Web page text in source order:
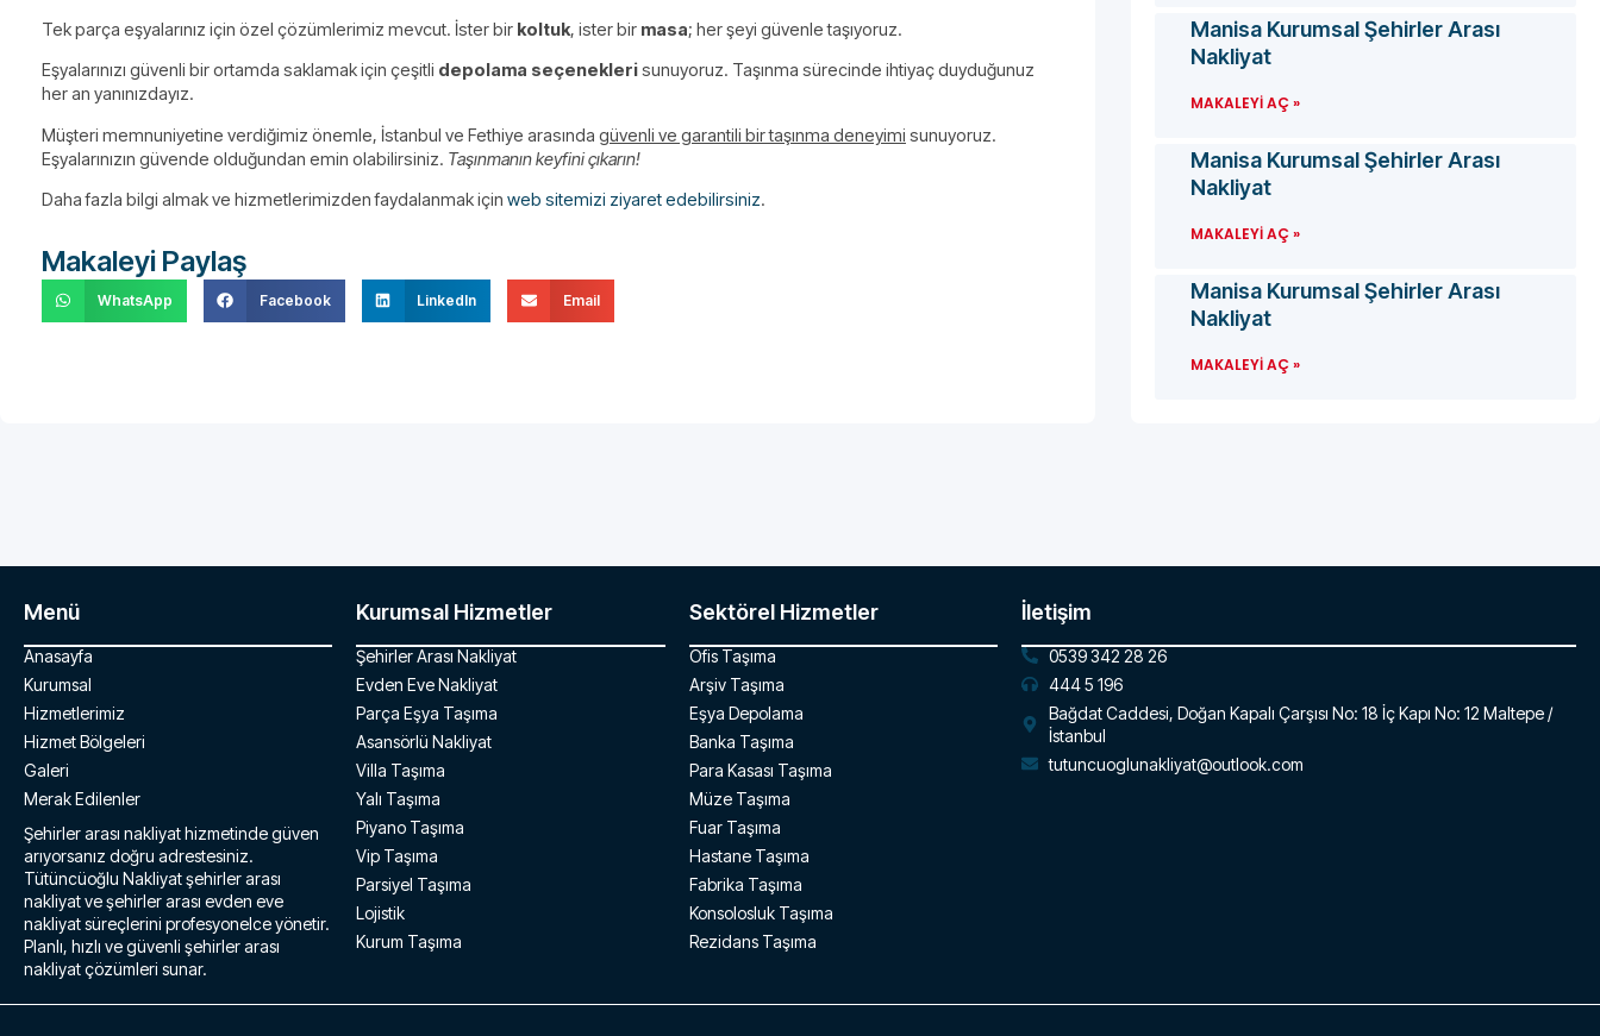
Tek parça eşyalarınız için özel çözümlerimiz mevcut. İster bir koltuk, ister bir masa; her şeyi güvenle taşıyoruz.
Eşyalarınızı güvenli bir ortamda saklamak için çeşitli depolama seçeneklerisunuyoruz. Taşınma sürecinde ihtiyaç duyduğunuz
her an yanınızdayız.
Müşteri memnuniyetine verdiğimiz önemle, İstanbul ve Fethiye arasında güvenli ve garantili bir taşınma deneyimi sunuyoruz.
Eşyalarınızın güvende olduğundan emin olabilirsiniz. Taşınmanın keyfini çıkarın!
Daha fazla bilgi almak ve hizmetlerimizden faydalanmak için web sitemizi ziyaret edebilirsiniz.
Makaleyi Paylaş
WhatsApp Facebook LinkedIn Email
Manisa Kurumsal Şehirler Arası
Nakliyat
MAKALEYI AÇ »
Manisa Kurumsal Şehirler Arası
Nakliyat
MAKALEYI AÇ »
Manisa Kurumsal Şehirler Arası
Nakliyat
MAKALEYI AÇ »
Menü
Anasayfa
Kurumsal
Hizmetlerimiz
Hizmet Bölgeleri
Galeri
Merak Edilenler
Şehirler arası nakliyat hizmetinde güven
arıyorsanız doğru adrestesiniz.
Tütüncüoğlu Nakliyat şehirler arası
nakliyat ve şehirler arası evden eve
nakliyat süreçlerini profesyonelce yönetir.
Planlı, hızlı ve güvenli şehirler arası
nakliyat çözümleri sunar.
Kurumsal Hizmetler
Şehirler Arası Nakliyat
Evden Eve Nakliyat
Parça Eşya Taşıma
Asansörlü Nakliyat
Villa Taşıma
Yalı Taşıma
Piyano Taşıma
Vip Taşıma
Parsiyel Taşıma
Lojistik
Kurum Taşıma
Sektörel Hizmetler
Ofis Taşıma
Arşiv Taşıma
Eşya Depolama
Banka Taşıma
Para Kasası Taşıma
Müze Taşıma
Fuar Taşıma
Hastane Taşıma
Fabrika Taşıma
Konsolosluk Taşıma
Rezidans Taşıma
İletişim
0539 342 28 26
444 5 196
Bağdat Caddesi, Doğan Kapalı Çarşısı No: 18 İç Kapı No: 12 Maltepe /
İstanbul
tutuncuoglunakliyat@outlook.com